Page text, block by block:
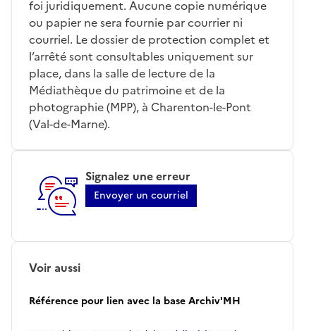
foi juridiquement. Aucune copie numérique
ou papier ne sera fournie par courrier ni
courriel. Le dossier de protection complet et
l’arrêté sont consultables uniquement sur
place, dans la salle de lecture de la
Médiathèque du patrimoine et de la
photographie (MPP), à Charenton-le-Pont
(Val-de-Marne).
Signalez une erreur
Envoyer un courriel
Voir aussi
Référence pour lien avec la base Archiv'MH